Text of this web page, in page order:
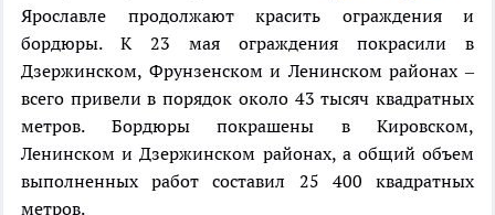
Ярославле продолжают красить ограждения и
бордюры. К 23 мая ограждения покрасили в
Дзержинском, Фрунзенском и Ленинском районах –
всего привели в порядок около 43 тысяч квадратных
метров. Бордюры покрашены в Кировском,
Ленинском и Дзержинском районах, а общий объем
выполненных работ составил 25 400 квадратных
метров.